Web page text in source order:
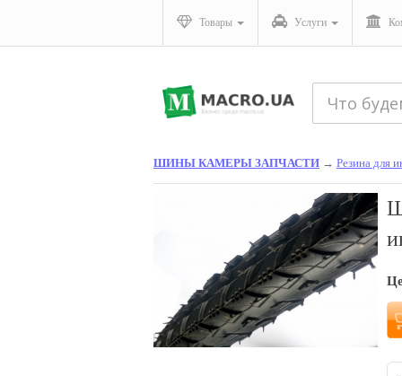
Товары Услуги
ШИНЫ КАМЕРЫ ЗАПЧАСТИ → Резина для